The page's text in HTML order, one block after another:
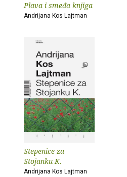
Plava i smeđa knjiga
Andrijana Kos Lajtman
Stepenice za
Stojanku K.
Andrijana Kos Lajtman